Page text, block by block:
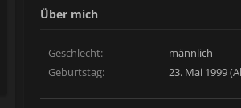
Über mich
Geschlecht:
männlich
Geburtstag:
23. Mai 1999